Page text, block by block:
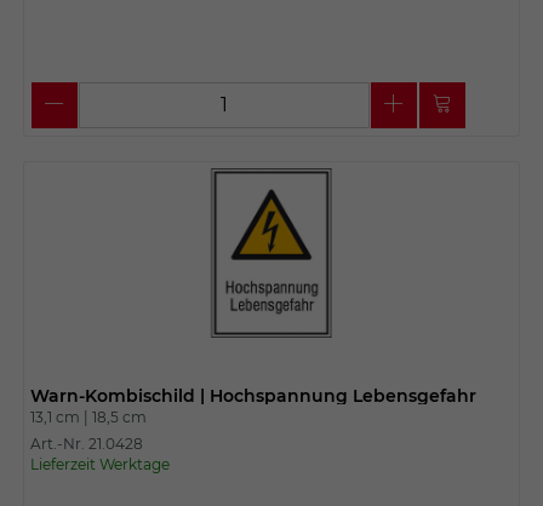
Warn-Kombischild | Hochspannung Lebensgefahr
13,1 cm | 18,5 cm
Art.-Nr. 21.0428
Lieferzeit Werktage